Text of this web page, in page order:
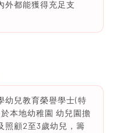
外都能獲得充足支
幼兒教育榮譽學士(特
本地幼稚園 幼兒園擔
照顧2至3歲幼兒，籌